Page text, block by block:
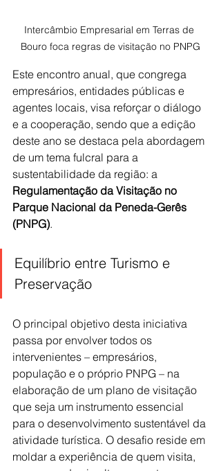
Intercâmbio Empresarial em Terras de
Bouro foca regras de visitação no PNPG
Este encontro anual, que congrega
empresários, entidades públicas e
agentes locais, visa reforçar o diálogo
e a cooperação, sendo que a edição
deste ano se destaca pela abordagem
de um tema fulcral para a
sustentabilidade da região: a
Regulamentação da Visitação no
Parque Nacional da Peneda-Gerês
(PNPG).
Equilíbrio entre Turismo e
Preservação
O principal objetivo desta iniciativa
passa por envolver todos os
intervenientes – empresários,
população e o próprio PNPG – na
elaboração de um plano de visitação
que seja um instrumento essencial
para o desenvolvimento sustentável da
atividade turística. O desafio reside em
moldar a experiência de quem visita,